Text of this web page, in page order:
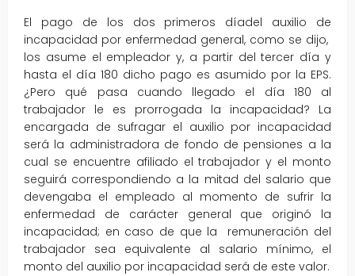
El pago de los dos primeros díadel auxilio de
incapacidad por enfermedad general, como se dijo,
los asume el empleador y, a partir del tercer día y
hasta el día 180 dicho pago es asumido por la EPS.
¿Pero qué pasa cuando llegado el día 180 al
trabajador le es prorrogada la incapacidad? La
encargada de sufragar el auxilio por incapacidad
será la administradora de fondo de pensiones a la
cual se encuentre afiliado el trabajador y el monto
seguirá correspondiendo a la mitad del salario que
devengaba el empleado al momento de sufrir la
enfermedad de carácter general que originó la
incapacidad; en caso de que la remuneración del
trabajador sea equivalente al salario mínimo, el
monto del auxilio por incapacidad será de este valor.